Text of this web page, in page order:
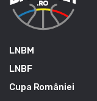
LNBM
LNBF
Cupa României